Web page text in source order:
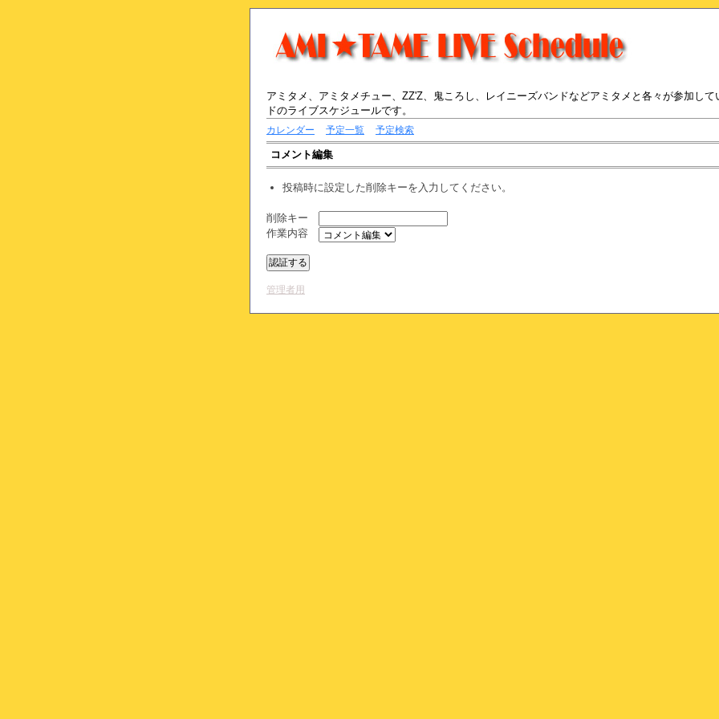
アミタメ、アミタメチュー、ZZ'Z、鬼ころし、レイニーズバンドなどアミタメと各々が参加して
ドのライブスケジュールです。
カレンダー 予定一覧 予定検索
コメント編集
投稿時に設定した削除キーを入力してください。
削除キー
作業内容
管理者用